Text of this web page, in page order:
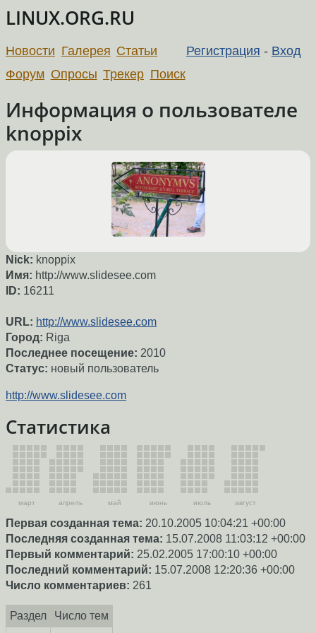
LINUX.ORG.RU
Регистрация - Вход
Новости Галерея Статьи
Форум Опросы Трекер Поиск
Информация о пользователе
knoppix
Nick: knoppix
Имя: http://www.slidesee.com
ID: 16211
URL: http://www.slidesee.com
Город: Riga
Последнее посещение: 2010
Статус: новый пользователь
http://www.slidesee.com
Статистика
март апрель май июнь июль август
Первая созданная тема: 20.10.2005 10:04:21 +00:00
Последняя созданная тема: 15.07.2008 11:03:12 +00:00
Первый комментарий: 25.02.2005 17:00:10 +00:00
Последний комментарий: 15.07.2008 12:20:36 +00:00
Число комментариев: 261
Раздел
Число тем